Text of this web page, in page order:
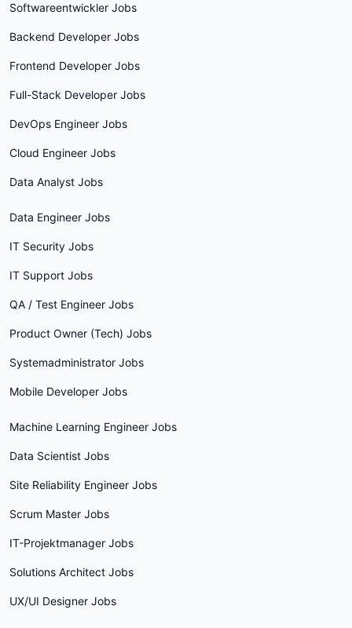
Softwareentwickler Jobs
Backend Developer Jobs
Frontend Developer Jobs
Full-Stack Developer Jobs
DevOps Engineer Jobs
Cloud Engineer Jobs
Data Analyst Jobs
Data Engineer Jobs
IT Security Jobs
IT Support Jobs
QA / Test Engineer Jobs
Product Owner (Tech) Jobs
Systemadministrator Jobs
Mobile Developer Jobs
Machine Learning Engineer Jobs
Data Scientist Jobs
Site Reliability Engineer Jobs
Scrum Master Jobs
IT-Projektmanager Jobs
Solutions Architect Jobs
UX/UI Designer Jobs